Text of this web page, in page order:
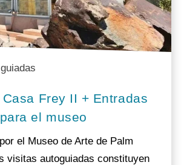
Frey II + Entradas
el museo
el Museo de Arte de Palm
visitas autoguiadas constituyen